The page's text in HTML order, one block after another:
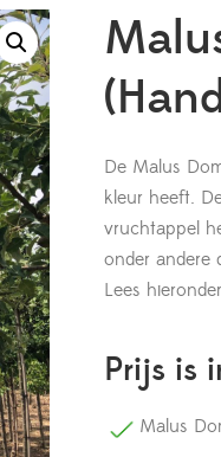
De Malus
kleur heeft.
vruchtappel
onder andere
Lees
Prijs is
Malus